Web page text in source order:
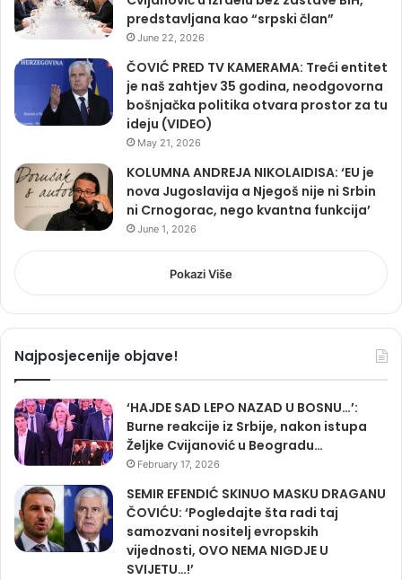
predstavljana kao “srpski član”
June 22, 2026
ČOVIĆ PRED TV KAMERAMA: Treći entitet
je naš zahtjev 35 godina, neodgovorna
bošnjačka politika otvara prostor za tu
ideju (VIDEO)
May 21, 2026
KOLUMNA ANDREJA NIKOLAIDISA: ‘EU je
nova Jugoslavija a Njegoš nije ni Srbin
ni Crnogorac, nego kvantna funkcija’
June 1, 2026
Pokazi Više
Najposjecenije objave!
‘HAJDE SAD LEPO NAZAD U BOSNU…’:
Burne reakcije iz Srbije, nakon istupa
Željke Cvijanović u Beogradu…
February 17, 2026
SEMIR EFENDIĆ SKINUO MASKU DRAGANU
ČOVIĆU: ‘Pogledajte šta radi taj
samozvani nositelj evropskih
vijednosti, OVO NEMA NIGDJE U
SVIJETU…!’